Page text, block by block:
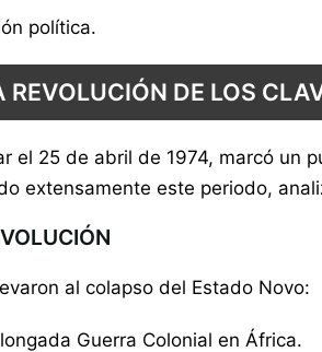
política.
REVOLUCIÓN DE LOS
el 25 de abril de 1974, marcó
extensamente este periodo,
al colapso del Estado Novo:
Guerra Colonial en África.